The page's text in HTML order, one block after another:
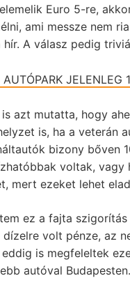
Euro 5-re,
ami messze nem
A válasz pedig
JELENLEG
azt mutatta, hogy
is, ha a veterán
bizony bőven
voltak,
mert ezeket lehet
ez a fajta
volt pénze, az
is megfeleltek
autóval Budapesten.